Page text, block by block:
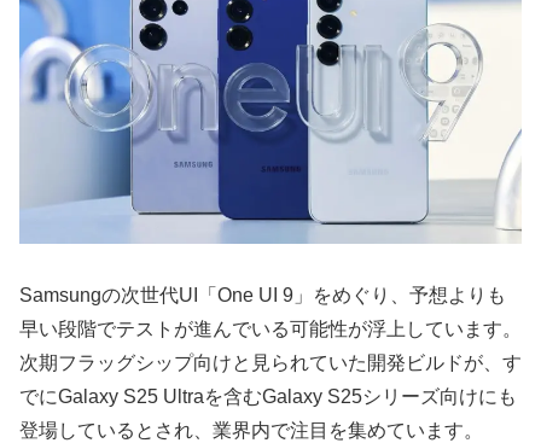
Samsungの次世代UI「One UI 9」をめぐり、予想よりも
早い段階でテストが進んでいる可能性が浮上しています。
次期フラッグシップ向けと見られていた開発ビルドが、す
でにGalaxy S25 Ultraを含むGalaxy S25シリーズ向けにも
登場しているとされ、業界内で注目を集めています。